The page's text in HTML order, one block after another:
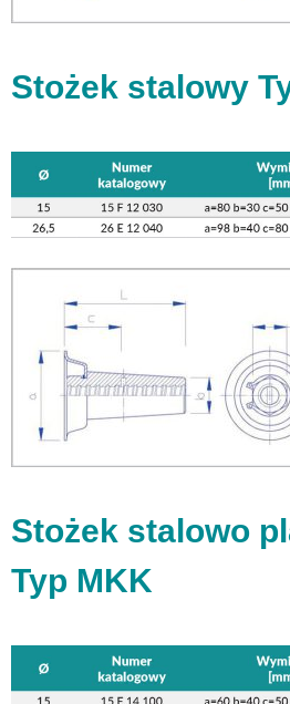
Stożek stalowy
Stożek stalowo
Typ MKK